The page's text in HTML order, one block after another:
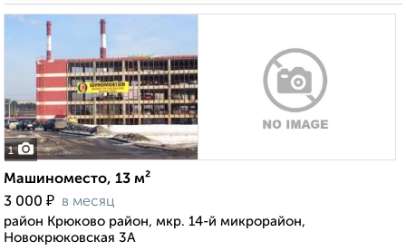
1
Машиноместо, 13 м²
3 000 ₽ в месяц
район Крюково район, мкр. 14-й микрорайон,
Новокрюковская 3А